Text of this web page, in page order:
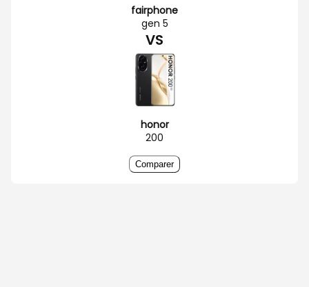
fairphone
gen 5
VS
honor
200
Comparer